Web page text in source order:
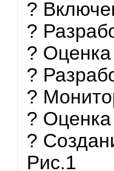
?
?
? Оценка
?
?
?
?
Рис.1